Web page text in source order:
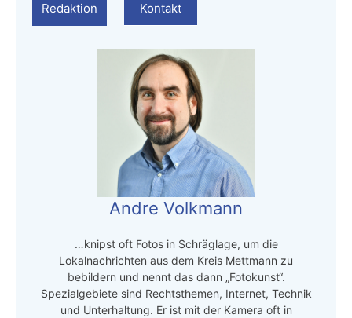
Redaktion Kontakt
Andre Volkmann
…knipst oft Fotos in Schräglage, um die
Lokalnachrichten aus dem Kreis Mettmann zu
bebildern und nennt das dann „Fotokunst“.
Spezialgebiete sind Rechtsthemen, Internet, Technik
und Unterhaltung. Er ist mit der Kamera oft in